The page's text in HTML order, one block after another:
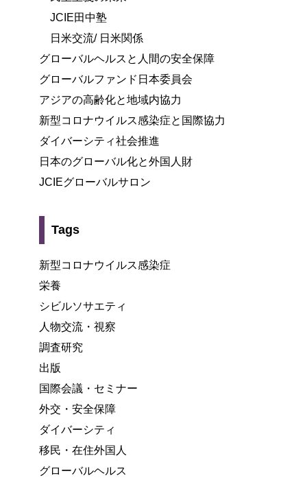
JCIE田中塾
日米交流/ 日米関係
グローバルヘルスと人間の安全保障
グローバルファンド日本委員会
アジアの高齢化と地域内協力
新型コロナウイルス感染症と国際協力
ダイバーシティ社会推進
日本のグローバル化と外国人財
JCIEグローバルサロン
Tags
新型コロナウイルス感染症
栄養
シビルソサエティ
人物交流・視察
調査研究
出版
国際会議・セミナー
外交・安全保障
ダイバーシティ
移民・在住外国人
グローバルヘルス